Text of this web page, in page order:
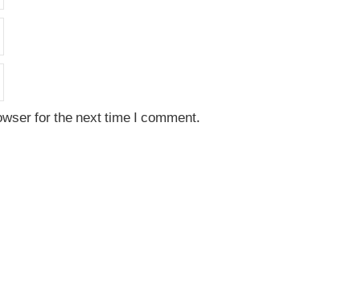
for the next time I comment.